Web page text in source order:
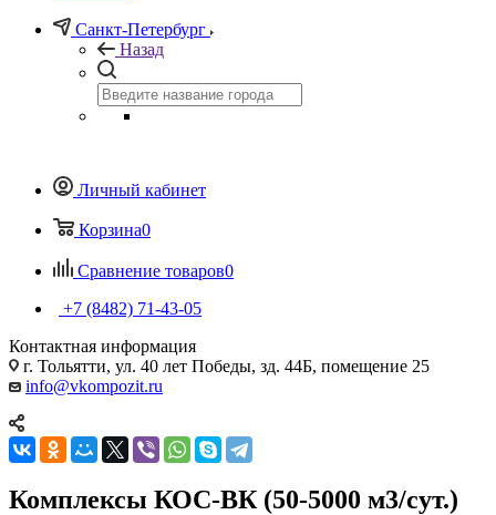
Санкт-Петербург
Назад
Личный кабинет
Корзина0
Сравнение товаров0
+7 (8482) 71-43-05
Контактная информация
г. Тольятти, ул. 40 лет Победы, зд. 44Б, помещение 25
info@vkompozit.ru
Комплексы КОС-ВК (50-5000 м3/сут.)